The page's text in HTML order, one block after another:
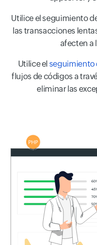
Utilice el seguimiento
las transacciones
afecten a
Utilice el seguimiento
flujos de códigos a
eliminar las